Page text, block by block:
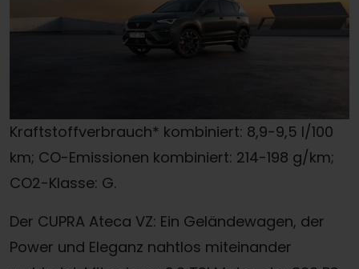
Kraftstoffverbrauch* kombiniert: 8,9-9,5 l/100
km; CO-Emissionen kombiniert: 214-198 g/km;
CO2-Klasse: G.
Der CUPRA Ateca VZ: Ein Geländewagen, der
Power und Eleganz nahtlos miteinander